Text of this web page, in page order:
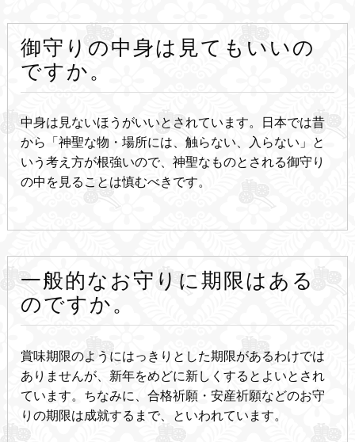
御守りの中身は見てもいいの
ですか。
中身は見ないほうがいいとされています。日本では昔
から「神聖な物・場所には、触らない、入らない」と
いう考え方が根強いので、神聖なものとされる御守り
の中を見ることは慎むべきです。
一般的なお守りに期限はある
のですか。
賞味期限のようにはっきりとした期限があるわけでは
ありませんが、新年をめどに新しくするとよいとされ
ています。ちなみに、合格祈願・安産祈願などのお守
りの期限は成就するまで、といわれています。